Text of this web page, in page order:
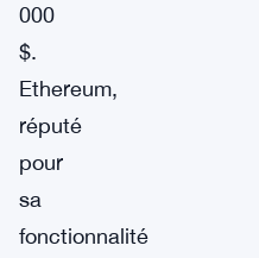
000
$.
Ethereum,
réputé
pour
sa
fonctionnalité